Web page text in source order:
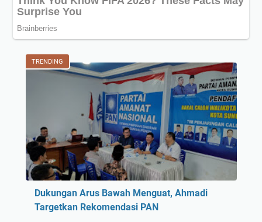
TRENDING
Dukungan Arus Bawah Menguat, Ahmadi
Targetkan Rekomendasi PAN